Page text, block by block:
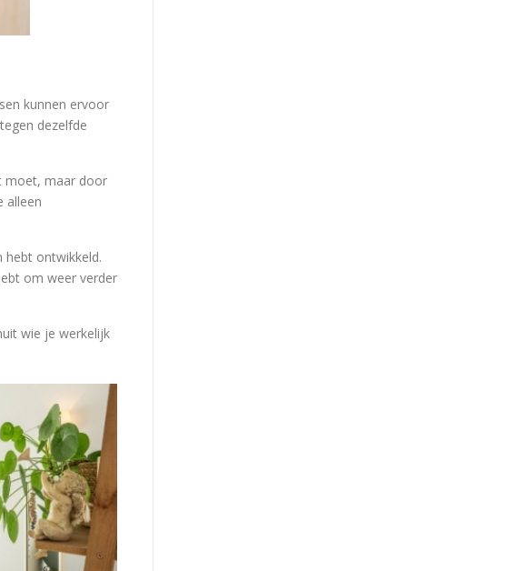
kunnen ervoor
dezelfde
moet, maar door
alleen
hebt ontwikkeld.
om weer verder
wie je werkelijk